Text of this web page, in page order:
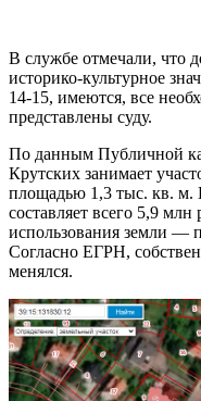
В службе отмечали, что
историко-культурное
14-15, имеются, все
представлены суду.
По данным Публичной
Крутских занимает
площадью 1,3 тыс. кв. м.
составляет всего 5,9
использования земли —
Согласно ЕГРН,
менялся.